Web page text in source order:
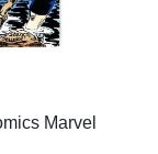
Marvel